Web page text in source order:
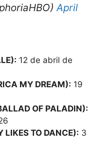
April
12 de abril de
MY DREAM): 19
OF PALADIN):
TO DANCE): 3